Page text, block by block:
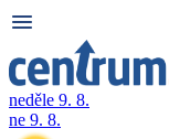
neděle 9. 8.
ne 9. 8.